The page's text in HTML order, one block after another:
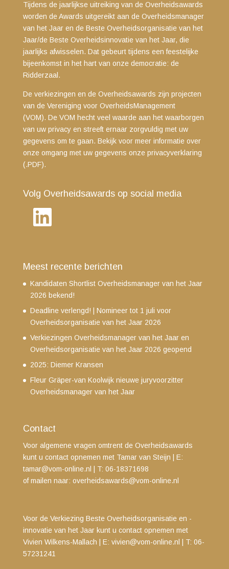
Tijdens de jaarlijkse uitreiking van de Overheidsawards
worden de Awards uitgereikt aan de Overheidsmanager
van het Jaar en de Beste Overheidsorganisatie van het
Jaar/de Beste Overheidsinnovatie van het Jaar, die
jaarlijks afwisselen. Dat gebeurt tijdens een feestelijke
bijeenkomst in het hart van onze democratie: de
Ridderzaal.
De verkiezingen en de Overheidsawards zijn projecten
van de Vereniging voor OverheidsManagement
(VOM). De VOM hecht veel waarde aan het waarborgen
van uw privacy en streeft ernaar zorgvuldig met uw
gegevens om te gaan. Bekijk voor meer informatie over
onze omgang met uw gegevens onze privacyverklaring
(.PDF).
Volg Overheidsawards op social media
LinkedIn
Meest recente berichten
Kandidaten Shortlist Overheidsmanager van het Jaar
2026 bekend!
Deadline verlengd! | Nomineer tot 1 juli voor
Overheidsorganisatie van het Jaar 2026
Verkiezingen Overheidsmanager van het Jaar en
Overheidsorganisatie van het Jaar 2026 geopend
2025: Diemer Kransen
Fleur Gräper-van Koolwijk nieuwe juryvoorzitter
Overheidsmanager van het Jaar
Contact
Voor algemene vragen omtrent de Overheidsawards
kunt u contact opnemen met Tamar van Steijn | E:
tamar@vom-online.nl
T: 06-18371698
of mailen naar: overheidsawards@vom-online.nl
Voor de Verkiezing Beste Overheidsorganisatie en -
innovatie van het Jaar kunt u contact opnemen met
Vivien Wilkens-Mallach | E: vivien@vom-online.nl
T: 06-
57231241